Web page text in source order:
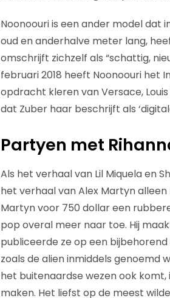
Noonoouri is een ander model dat
oud en anderhalve meter lang,
omschrijft zichzelf als “schattig,
februari 2018 heeft Noonoouri het
opdracht kleren van Versace,
dat Zuber haar beschrijft als
Partyen met
Als het verhaal van Lil Miquela en
het verhaal van Alex Martyn
Martyn voor 750 dollar een
pop overal meer naar toe. Hij
publiceerde ze op een
zoals de alien inmiddels genoemd
het buitenaardse wezen ook
maken. Het liefst op de meest